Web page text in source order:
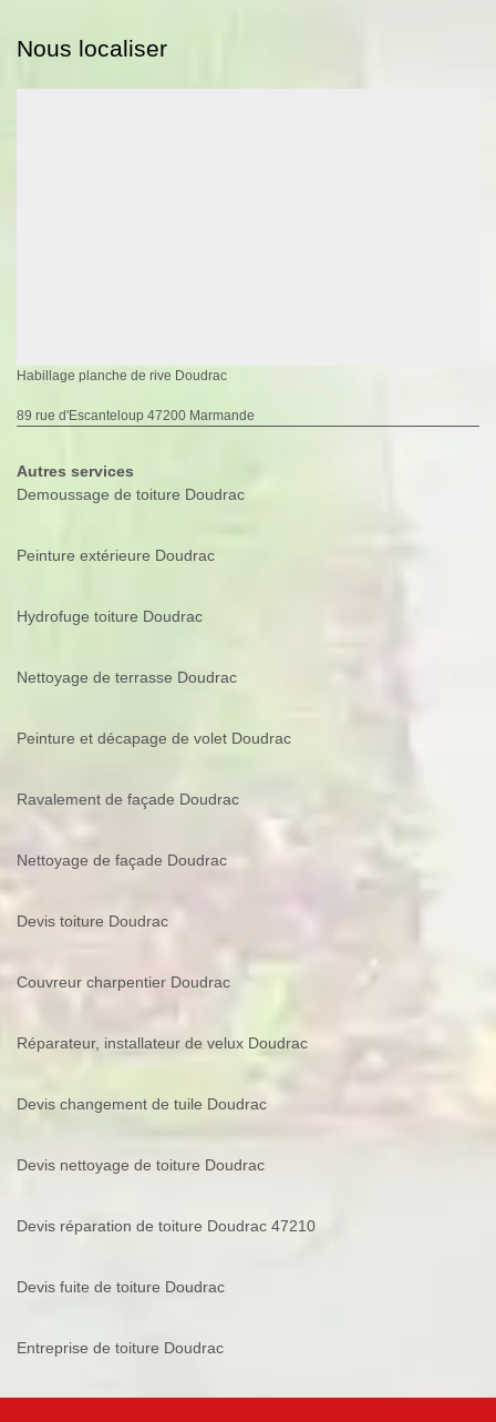
Nous localiser
Habillage planche de rive Doudrac
89 rue d'Escanteloup 47200 Marmande
Autres services
Demoussage de toiture Doudrac
Peinture extérieure Doudrac
Hydrofuge toiture Doudrac
Nettoyage de terrasse Doudrac
Peinture et décapage de volet Doudrac
Ravalement de façade Doudrac
Nettoyage de façade Doudrac
Devis toiture Doudrac
Couvreur charpentier Doudrac
Réparateur, installateur de velux Doudrac
Devis changement de tuile Doudrac
Devis nettoyage de toiture Doudrac
Devis réparation de toiture Doudrac 47210
Devis fuite de toiture Doudrac
Entreprise de toiture Doudrac